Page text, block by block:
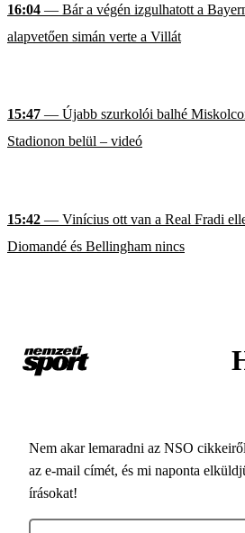
16:04 — Bár a végén izgulhatott a
alapvetően simán verte a Villát
15:47 — Újabb szurkolói balhé
Stadionon belül – videó
15:42 — Vinícius ott van a Real Fradi
Diomandé és Bellingham nincs
Nem akar lemaradni az NSO
az e-mail címét, és mi naponta
írásokat!